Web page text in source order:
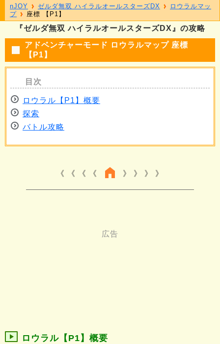
『ゼルダ無双 ハイラルオールスターズDX』の攻略
アドベンチャーモード ロウラルマップ 座標
【P1】
ロウラル【P1】概要
探索
バトル攻略
《 《 《 》 》 》
ロウラル【P1】概要
nJOY ゼルダ無双 ハイラルオールスターズDX
ロウラルマッ
プ
座標 【P1】